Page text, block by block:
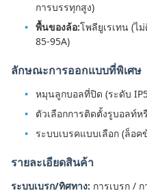
การบรรทุกสูง)
พื้นของล้อ:โพลียูเรเทน (ไ
85-95A)
ลักษณะการออกแบบที่พิเศษ
หมุนลูกบอลที่ปิด (ระดับ
ตัวเลือกการติดตั้งรูบอลท์
ระบบเบรคแบบเลือก (ล็อค
รายละเอียดสินค้า
ระบบเบรก/ทิศทาง: การเบรก /